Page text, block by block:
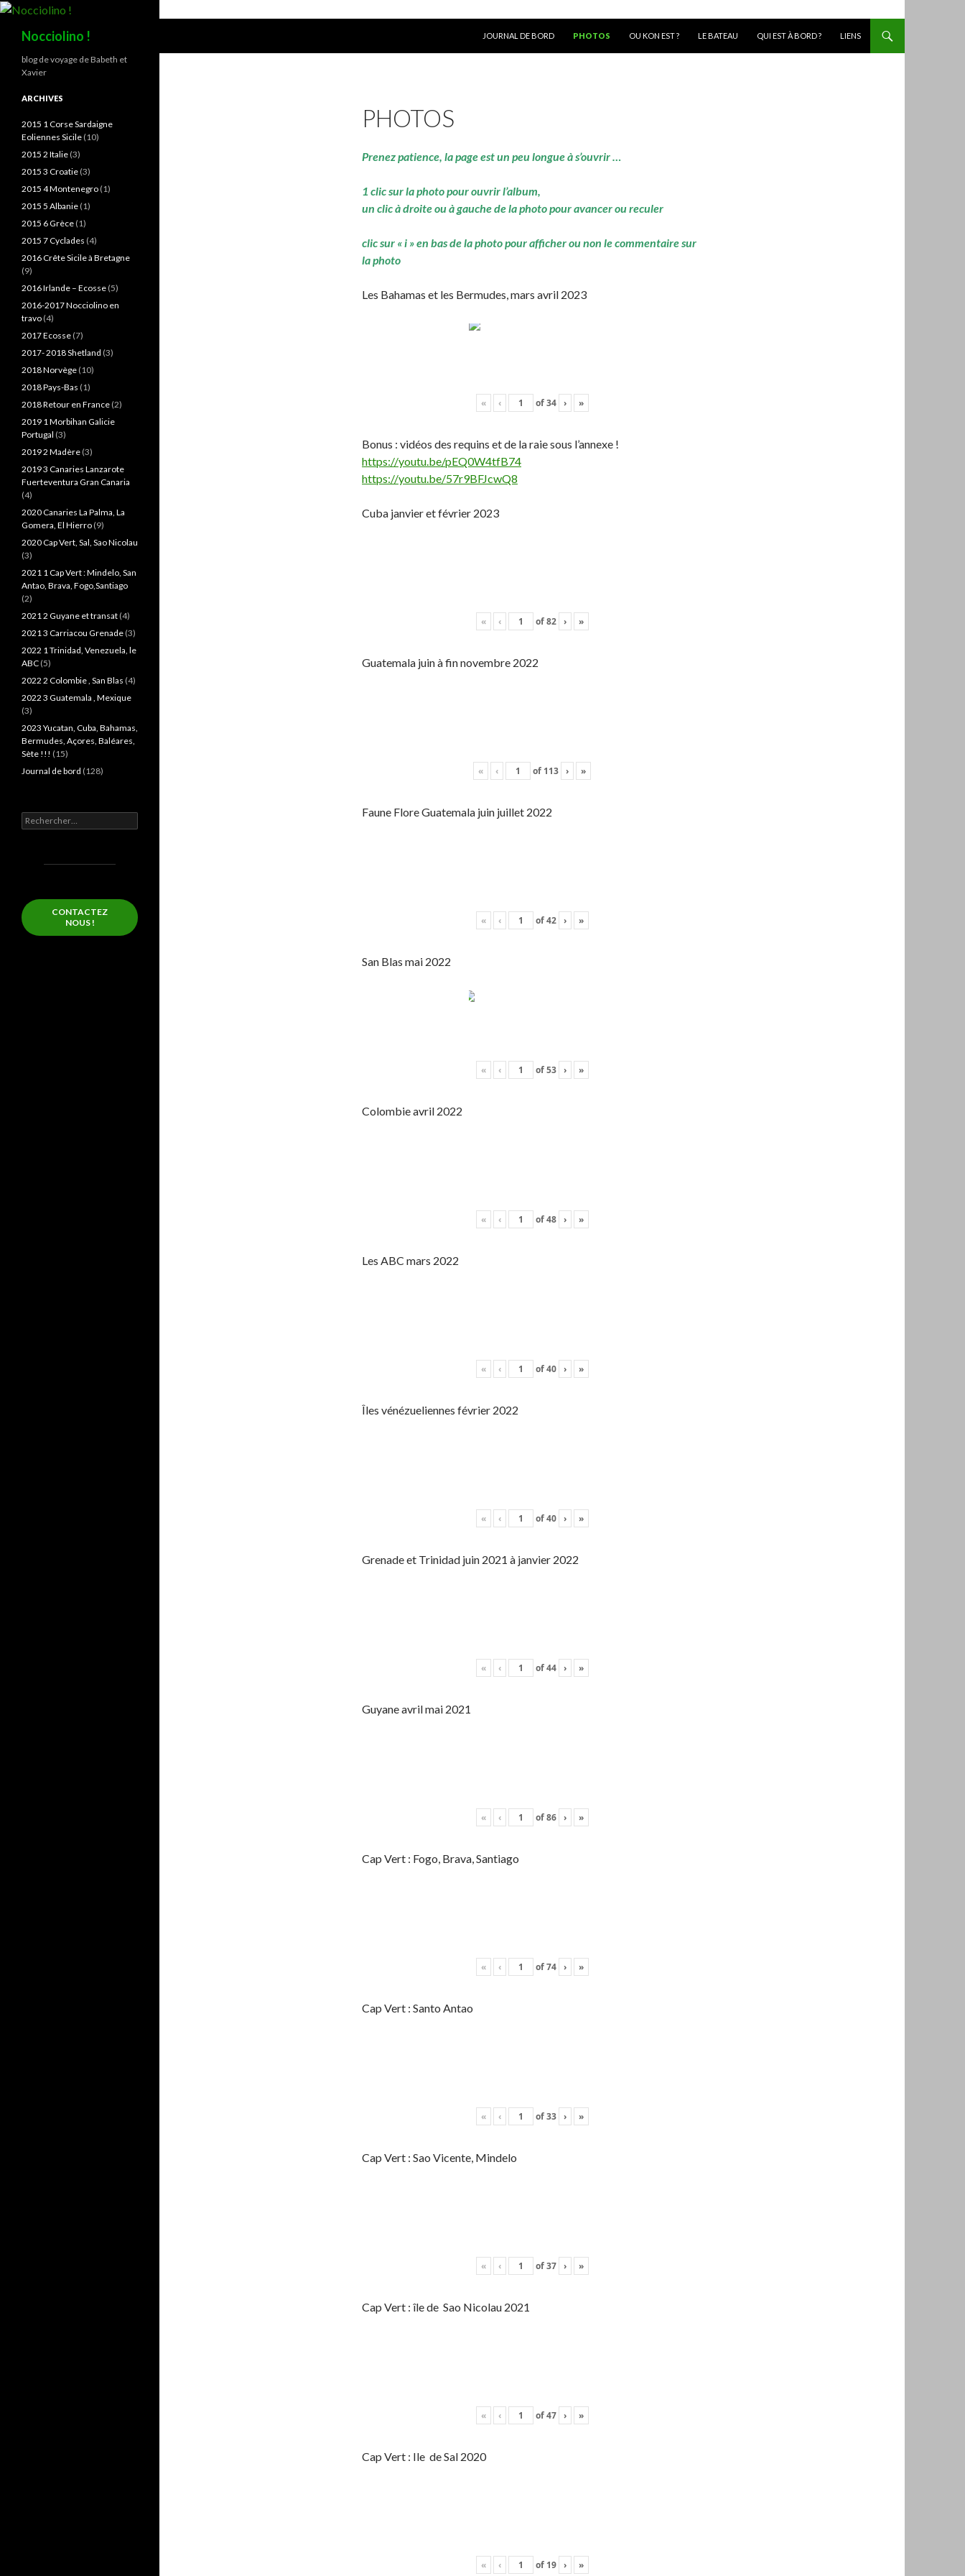
Nocciolino !
JOURNAL DE BORD
PHOTOS OU KON EST ? LE BATEAU QUI EST À BORD ? LIENS
PHOTOS
Prenez patience, la page est un peu longue à s’ouvrir …
1 clic sur la photo pour ouvrir l’album,
un clic à droite ou à gauche de la photo pour avancer ou reculer
clic sur « i » en bas de la photo pour afficher ou non le commentaire sur
la photo
Les Bahamas et les Bermudes, mars avril 2023
« ‹ of34 › »
Bonus : vidéos des requins et de la raie sous l’annexe !
https://youtu.be/pEQ0W4tfB74
https://youtu.be/57r9BFJcwQ8
Cuba janvier et février 2023
« ‹ of82 › »
Guatemala juin à fin novembre 2022
« ‹ of 113 › »
Faune Flore Guatemala juin juillet 2022
« ‹ of42 › »
San Blas mai 2022
« ‹ of53 › »
Colombie avril 2022
« ‹ of48 › »
Les ABC mars 2022
« ‹ of40 › »
Îles vénézueliennes février 2022
« ‹ of40 › »
Grenade et Trinidad juin 2021 à janvier 2022
« ‹ of44 › »
Guyane avril mai 2021
« ‹ of86 › »
Cap Vert : Fogo, Brava, Santiago
« ‹ of74 › »
Cap Vert : Santo Antao
« ‹ of33 › »
Cap Vert : Sao Vicente, Mindelo
« ‹ of37 › »
Cap Vert : île de Sao Nicolau 2021
« ‹ of47 › »
Cap Vert : Ile de Sal 2020
« ‹ of 19 › »
blog de voyage de Babeth et
Xavier
ARCHIVES
2015 1 Corse Sardaigne
Eoliennes Sicile (10)
2015 2 Italie (3)
2015 3 Croatie (3)
2015 4 Montenegro (1)
2015 5 Albanie (1)
2015 6 Grèce (1)
2015 7 Cyclades (4)
2016 Crête Sicile à Bretagne
(9)
2016 Irlande – Ecosse (5)
2016-2017 Nocciolino en
travo (4)
2017 Ecosse (7)
2017- 2018 Shetland (3)
2018 Norvège (10)
2018 Pays-Bas (1)
2018 Retour en France (2)
2019 1 Morbihan Galicie
Portugal (3)
2019 2 Madère (3)
2019 3 Canaries Lanzarote
Fuerteventura Gran Canaria
(4)
2020 Canaries La Palma, La
Gomera, El Hierro (9)
2020 Cap Vert, Sal, Sao Nicolau
(3)
2021 1 Cap Vert : Mindelo, San
Antao, Brava, Fogo,Santiago
(2)
2021 2 Guyane et transat (4)
2021 3 Carriacou Grenade (3)
2022 1 Trinidad, Venezuela, le
ABC (5)
2022 2 Colombie , San Blas (4)
2022 3 Guatemala , Mexique
(3)
2023 Yucatan, Cuba, Bahamas,
Bermudes, Açores, Baléares,
Sète !!! (15)
Journal de bord (128)
Rechercher :
CONTACTEZ
NOUS !